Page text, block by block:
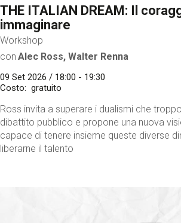
THE ITALIAN DREAM: Il
immaginare
Workshop
con Alec Ross, Walter Renna
09 Set 2026 / 18:00 - 19:30
Costo
gratuito
Ross invita a superare i dualismi che
dibattito pubblico e propone una nuova
capace di tenere insieme queste diverse
liberarne il talento